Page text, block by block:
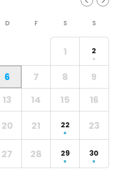
1 2
6 7 8
9
13 14 15 16
20 21 22 23
27 28 29 30